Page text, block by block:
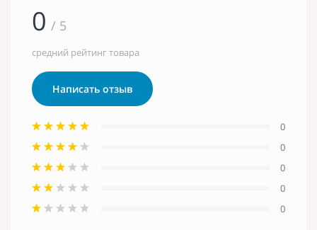
0 / 5
средний рейтинг товара
Написать отзыв
0
0
0
0
0